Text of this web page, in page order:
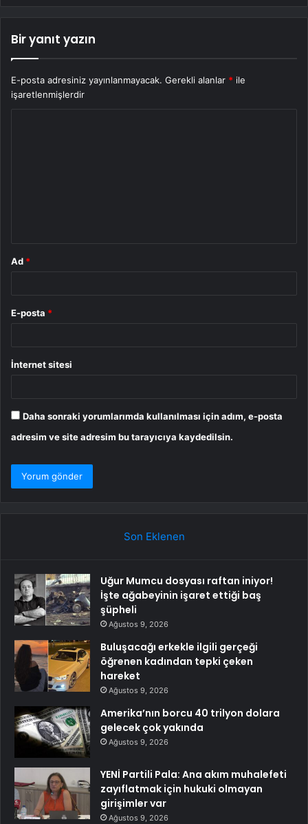
Bir yanıt yazın
E-posta adresiniz yayınlanmayacak. Gerekli alanlar * ile
işaretlenmişlerdir
Ad *
E-posta *
İnternet sitesi
Daha sonraki yorumlarımda kullanılması için adım, e-posta
adresim ve site adresim bu tarayıcıya kaydedilsin.
Son Eklenen
Uğur Mumcu dosyası raftan iniyor!
İşte ağabeyinin işaret ettiği baş
şüpheli
Ağustos 9, 2026
Buluşacağı erkekle ilgili gerçeği
öğrenen kadından tepki çeken
hareket
Ağustos 9, 2026
Amerika’nın borcu 40 trilyon dolara
gelecek çok yakında
Ağustos 9, 2026
YENİ Partili Pala: Ana akım muhalefeti
zayıflatmak için hukuki olmayan
girişimler var
Ağustos 9, 2026